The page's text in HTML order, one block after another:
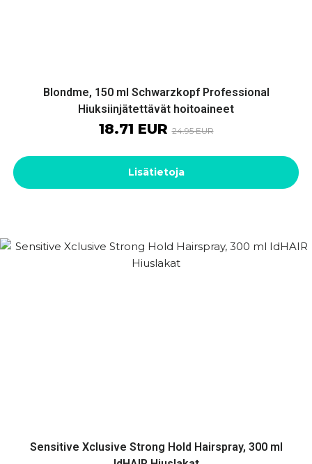
Blondme, 150 ml Schwarzkopf Professional
Hiuksiinjätettävät hoitoaineet
18.71 EUR24.95 EUR
Lisätietoja
Sensitive Xclusive Strong Hold Hairspray, 300 ml